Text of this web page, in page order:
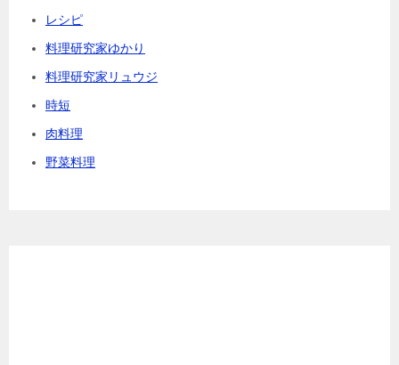
レシピ
料理研究家ゆかり
料理研究家リュウジ
時短
肉料理
野菜料理